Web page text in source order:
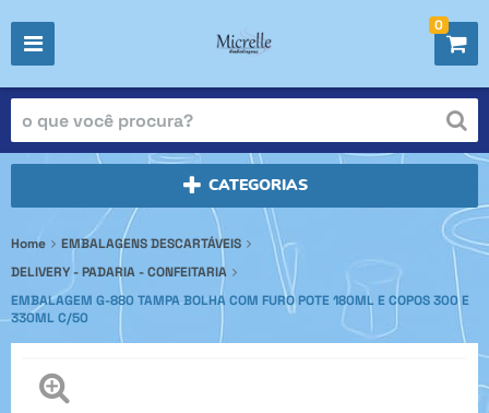
0
CATEGORIAS
Home
EMBALAGENS DESCARTÁVEIS
DELIVERY - PADARIA - CONFEITARIA
EMBALAGEM G-880 TAMPA BOLHA COM FURO POTE 180ML E COPOS 300 E
330ML C/50